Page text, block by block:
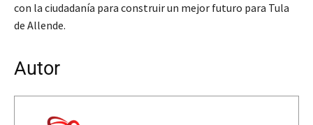
con la ciudadanía para construir un mejor futuro para Tula
de Allende.
Autor